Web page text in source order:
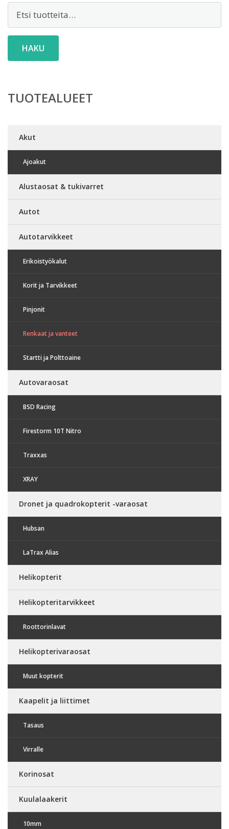
Etsi:
HAKU
TUOTEALUEET
Akut
Ajoakut
Alustaosat & tukivarret
Autot
Autotarvikkeet
Erikoistyökalut
Korit ja Tarvikkeet
Pinjonit
Renkaat ja vanteet
Startti ja Polttoaine
Autovaraosat
BSD Racing
Firestorm 10T Nitro
Traxxas
XRAY
Dronet ja quadrokopterit -varaosat
Hubsan
LaTrax Alias
Helikopterit
Helikopteritarvikkeet
Roottorinlavat
Helikopterivaraosat
Muut kopterit
Kaapelit ja liittimet
Tasaus
Virralle
Korinosat
Kuulalaakerit
10mm